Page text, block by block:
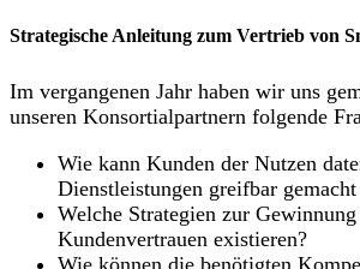
Strategische Anleitung zum Vertrieb von
Im vergangenen Jahr haben wir uns
unseren Konsortialpartnern folgende
Wie kann Kunden der Nutzen
Dienstleistungen greifbar
Welche Strategien zur
Kundenvertrauen existieren?
Wie können die benötigten